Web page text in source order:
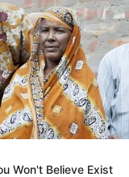
Won't Believe Exist